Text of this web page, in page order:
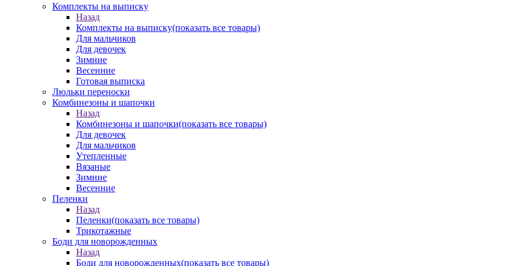
Комплекты на выписку
Назад
Комплекты на выписку(показать все товары)
Для мальчиков
Для девочек
Зимние
Весенние
Готовая выписка
Люльки переноски
Комбинезоны и шапочки
Назад
Комбинезоны и шапочки(показать все товары)
Для девочек
Для мальчиков
Утепленные
Вязаные
Зимние
Весенние
Пеленки
Назад
Пеленки(показать все товары)
Трикотажные
Боди для новорожденных
Назад
Боди для новорожденных(показать все товары)